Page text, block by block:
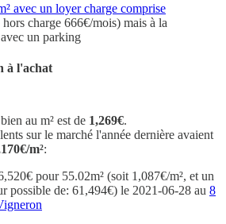
avec un loyer charge comprise
hors charge 666€/mois) mais à la
un parking
à l'achat
au m² est de 1,269€.
sur le marché l'année dernière avaient
m²:
pour 55.02m² (soit 1,087€/m², et un
possible de: 61,494€) le 2021-06-28 au 8